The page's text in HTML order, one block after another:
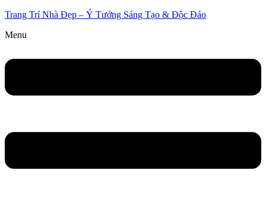
Trang Trí Nhà Đẹp – Ý Tưởng Sáng Tạo & Độc Đáo
Menu